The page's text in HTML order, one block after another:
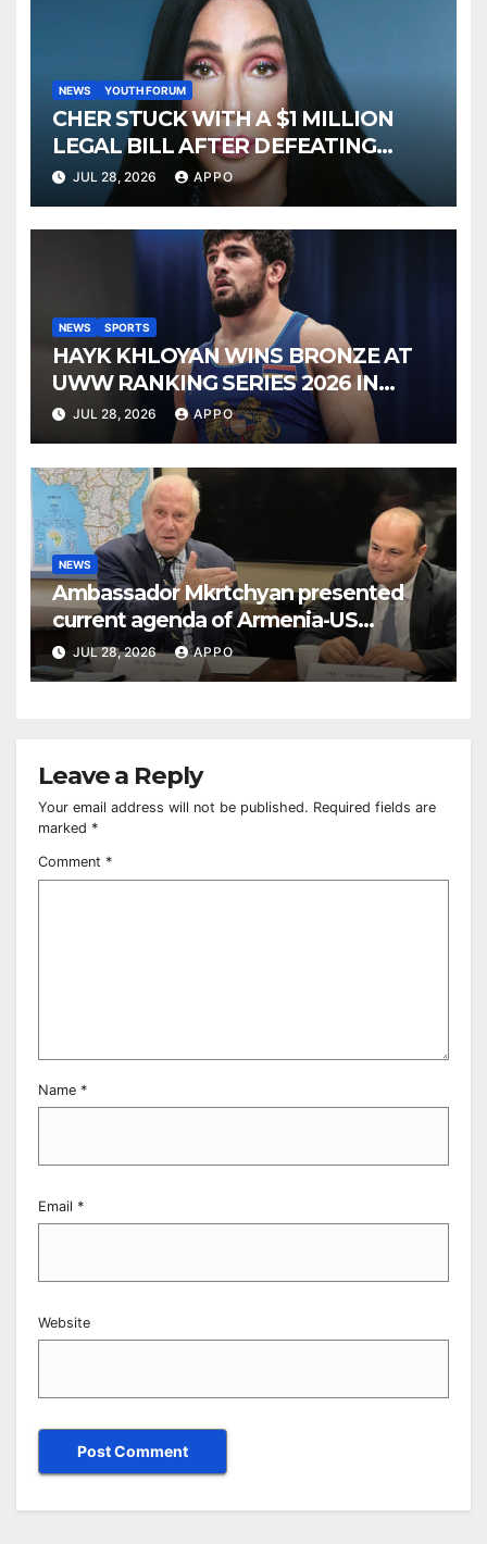
NEWS YOUTH FORUM
CHER STUCK WITH A $1 MILLION
LEGAL BILL AFTER DEFEATING
SONNY BONO’S WIDOW
JUL 28, 2026 APPO
NEWS SPORTS
HAYK KHLOYAN WINS BRONZE AT
UWW RANKING SERIES 2026 IN
BUDAPEST
JUL 28, 2026 APPO
NEWS
Ambassador Mkrtchyan presented
current agenda of Armenia-US
relations at American Foreign Policy
Council
JUL 28, 2026 APPO
Leave a Reply
Your email address will not be published. Required fields are
marked *
Comment *
Name *
Email *
Website